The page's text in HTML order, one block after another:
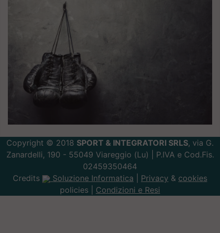
Copyright © 2018 SPORT & INTEGRATORI SRLS, via G.
Zanardelli, 190 - 55049 Viareggio (Lu) | P.IVA e Cod.Fis.
02459350464
Credits
Soluzione Informatica Privacy & cookies
policies | Condizioni e Resi